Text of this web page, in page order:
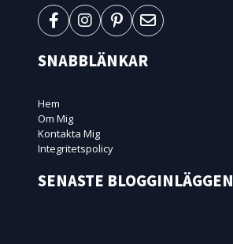
SNABBLÄNKAR
Hem
Om Mig
Kontakta Mig
Integritetspolicy
SENASTE BLOGGINLÄGGEN